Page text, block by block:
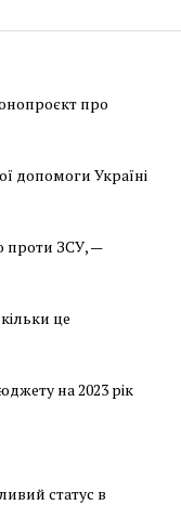
про
допомоги Україні
проти ЗСУ, —
це
на 2023 рік
статус в